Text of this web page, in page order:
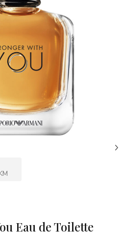
Eau de Toilette